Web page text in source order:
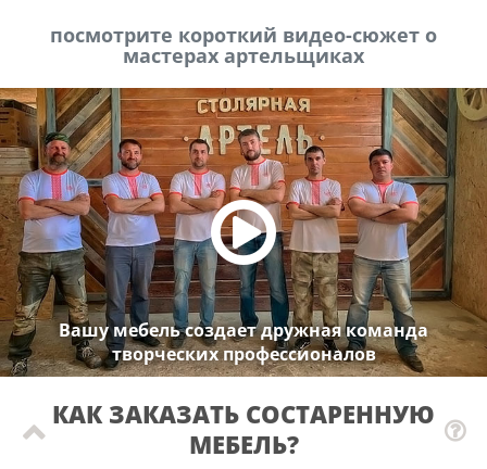
посмотрите короткий видео-сюжет о
мастерах артельщиках
Вашу мебель создает дружная команда
творческих профессионалов
КАК ЗАКАЗАТЬ СОСТАРЕННУЮ
МЕБЕЛЬ?